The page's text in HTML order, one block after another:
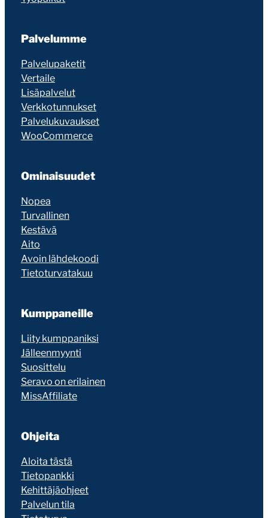
Palvelumme
Palvelupaketit
Vertaile
Lisäpalvelut
Verkkotunnukset
Palvelukuvaukset
WooCommerce
Ominaisuudet
Nopea
Turvallinen
Kestävä
Aito
Avoin lähdekoodi
Tietoturvatakuu
Kumppaneille
Liity kumppaniksi
Jälleenmyynti
Suosittelu
Seravo on erilainen
MissAffiliate
Ohjeita
Aloita tästä
Tietopankki
Kehittäjäohjeet
Palvelun tila